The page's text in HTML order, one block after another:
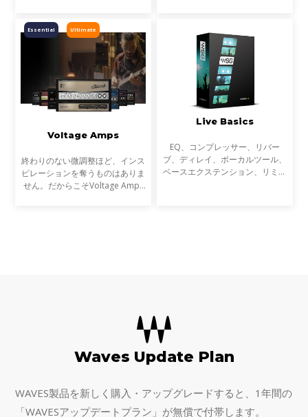
かる作業を、Space Riderは大幅
に効率化します。
まない要素も多く、それらを取り
除くには、時間と知識
Ultimate
Essential
Voltage Amps
終わりのない微調整ほど、インス
ピレーションを奪うものはありま
せん。だからこそVoltage Amps
Live Basics
EQ、コンプレッサー、リバー
ブ、ディレイ、ボーカルツール、
ベースエクステンション、リミッ
Waves Update Plan
WAVES製品を新しく購入・アップグレードすると、1年間の
「WAVESアップデートプラン」が無償で付帯します。